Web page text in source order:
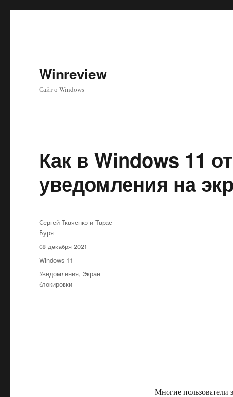
Winreview
Сайт о Windows
Как в Windows 11
уведомления на
Многие пользователи
Автор
Сергей Ткаченко и Тарас
Буря
Опубликовано
08 декабря 2021
Рубрики
Windows 11
Метки
Уведомления, Экран
блокировки